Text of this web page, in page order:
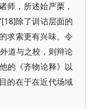
师，所述始严栗，
除了训诂层面的
求索更有兴味。令
道与之校，则辩论
的《齐物论释》以
的在于在近代场域